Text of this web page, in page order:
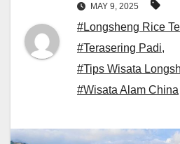
MAY 9, 2025
#Longsheng Rice
#Terasering Padi,
#Tips Wisata
#Wisata Alam China